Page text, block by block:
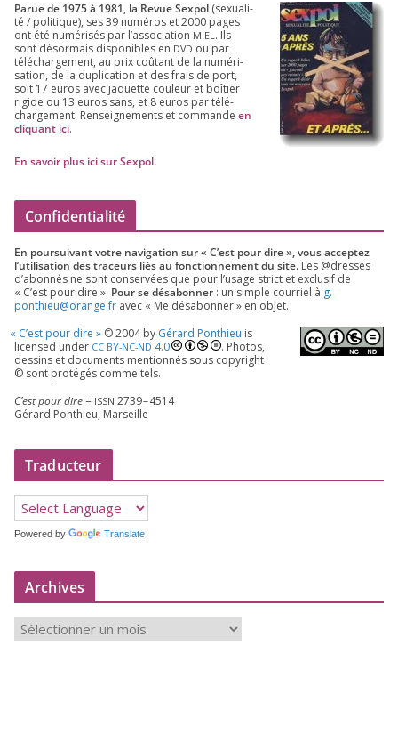
Parue de 1975à 1981, la Revue Sex­pol (sexua­li­
té /​ poli­tique), ses39 numé­ros et2000 pages
ont été numé­ri­sés par l’as­so­cia­tion MIEL. Ils
sont désor­mais dis­po­nibles en DVD ou par
télé­char­ge­ment, au prix coû­tant de la numé­ri­
sa­tion, de la dupli­ca­tion et des frais de port,
soit 17 euros avec jaquette cou­leur et boî­tier
rigide ou 13 euros sans, et 8 euros par télé­
char­ge­ment. Ren­sei­gne­ments et com­mande en
cli­quant ici.
En savoir plus ici sur Sexpol.
Confidentialité
En pour­sui­vant votre navi­ga­tion sur « C’est pour dire », vous accep­tez
l’utilisation des tra­ceurs liés au fonc­tion­ne­ment du site. Les @dresses
d’a­bon­nés ne sont conser­vées que pour l’u­sage strict et exclu­sif de
« C’est pour dire ». Pour se désa­bon­ner : un simple cour­riel à g.​
ponthieu@​orange.​fr avec « Me désa­bon­ner » en objet.
« C’est pour dire » ©2004by Gérard Ponthieu is
licen­sed under CC BY-NC-ND 4.0
. Photos,
des­sins et docu­ments men­tion­nés sous copy­right
© sont pro­té­gés comme tels.
C’est pour dire= ISSN 2739–4514
Gérard Ponthieu, Marseille
Traducteur
Powered by Translate
Archives